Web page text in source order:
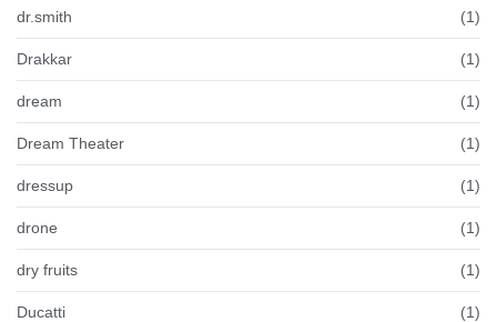
dr.smith (1)
Drakkar (1)
dream (1)
Dream Theater (1)
dressup (1)
drone (1)
dry fruits (1)
Ducatti (1)